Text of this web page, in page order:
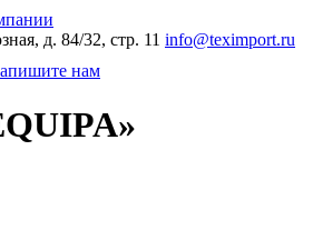
д. 84/32, стр. 11 info@teximport.ru
нам